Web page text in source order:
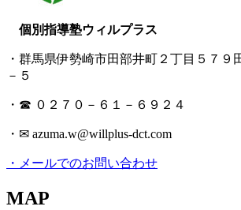
個別指導塾ウィルプラス
・群馬県伊勢崎市田部井町２丁目５７９
－５
・☎ ０２７０－６１－６９２４
・✉ azuma.w@willplus-dct.com
・メールでのお問い合わせ
MAP